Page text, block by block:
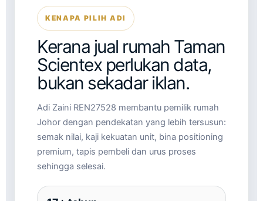
KENAPA PILIH ADI
Kerana jual rumah Taman
Scientex perlukan data,
bukan sekadar iklan.
Adi Zaini REN27528 membantu pemilik rumah
Johor dengan pendekatan yang lebih tersusun:
semak nilai, kaji kekuatan unit, bina positioning
premium, tapis pembeli dan urus proses
sehingga selesai.